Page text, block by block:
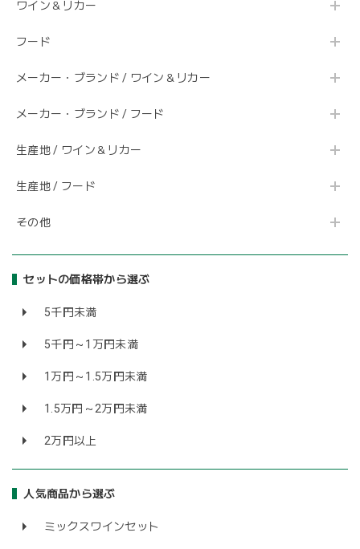
ワイン＆リカー
フード
メーカー・ブランド / ワイン＆リカー
メーカー・ブランド / フード
生産地 / ワイン＆リカー
生産地 / フード
その他
セットの価格帯から選ぶ
5千円未満
5千円～1万円未満
1万円～1.5万円未満
1.5万円～2万円未満
2万円以上
人気商品から選ぶ
ミックスワインセット